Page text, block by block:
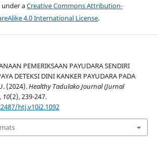
under aCreative Commons Attribution-
4.0 International License.
PEMERIKSAAN PAYUDARA SENDIRI
DETEKSI DINI KANKER PAYUDARA PADA
(2024).Healthy Tadulako Journal (Jurnal
10(2), 239-247.
htj.v10i2.1092